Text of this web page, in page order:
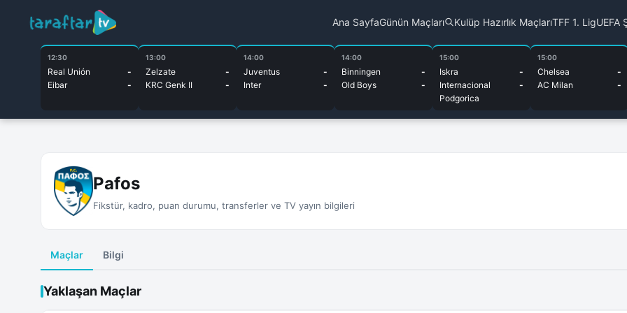
Ana SayfaGünün Maçları Kulüp Hazırlık MaçlarıTFF 1. LigUEFA
12:30
Real Unión
-
Eibar
-
13:00
Zelzate
-
KRC Genk II
-
14:00
Juventus
-
Inter
-
14:00
Binningen
-
Old Boys
-
15:00
Iskra
-
Internacional
Podgorica
-
15:00
Chelsea
-
AC Milan
-
Pafos
Fikstür, kadro, puan durumu, transferler ve TV yayın bilgileri
Maçlar Bilgi
Yaklaşan Maçlar